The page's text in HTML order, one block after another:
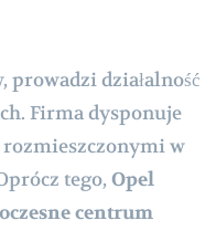
prowadzi działalność
Firma dysponuje
w
tego, Opel
centrum